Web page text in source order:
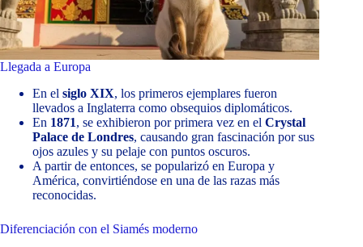
Llegada a Europa
En el siglo XIX, los primeros ejemplares fueron
llevados a Inglaterra como obsequios diplomáticos.
En 1871, se exhibieron por primera vez en el Crystal
Palace de Londres, causando gran fascinación por sus
ojos azules y su pelaje con puntos oscuros.
A partir de entonces, se popularizó en Europa y
América, convirtiéndose en una de las razas más
reconocidas.
Diferenciación con el Siamés moderno